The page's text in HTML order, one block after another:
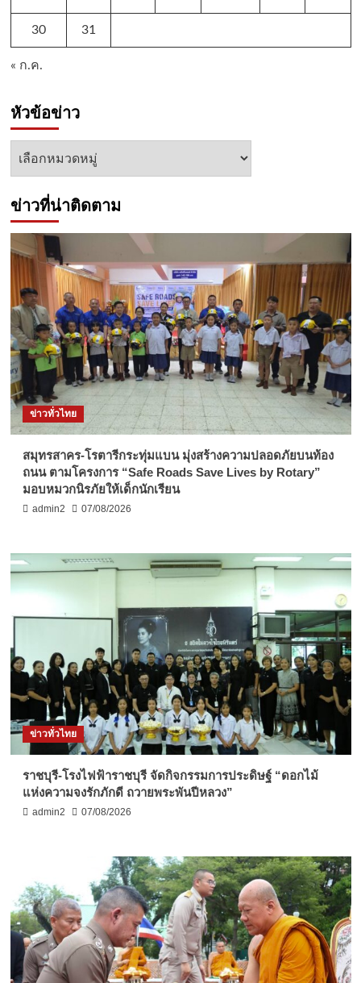
30 31
« ก.ค.
หัวข้อข่าว
หัวข้อ
ข่าวที่น่าติดตาม
ข่าวทั่วไทย
สมุทรสาคร-โรตารีกระทุ่มแบน มุ่งสร้างความปลอดภัยบนท้อง
ถนน ตามโครงการ “Safe Roads Save Lives by Rotary”
มอบหมวกนิรภัยให้เด็กนักเรียน
admin2 07/08/2026
ข่าวทั่วไทย
ราชบุรี-โรงไฟฟ้าราชบุรี จัดกิจกรรมการประดิษฐ์ “ดอกไม้
แห่งความจงรักภักดี ถวายพระพันปีหลวง”
admin2 07/08/2026